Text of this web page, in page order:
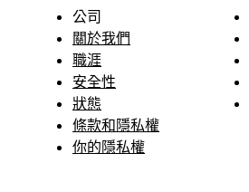
公司
關於我們
職涯
安全性
狀態
條款和隱私權
你的隱私權